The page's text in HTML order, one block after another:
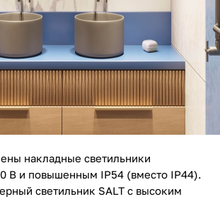
накладные светильники
В и повышенным IP54 (вместо IP44).
светильник SALT с высоким